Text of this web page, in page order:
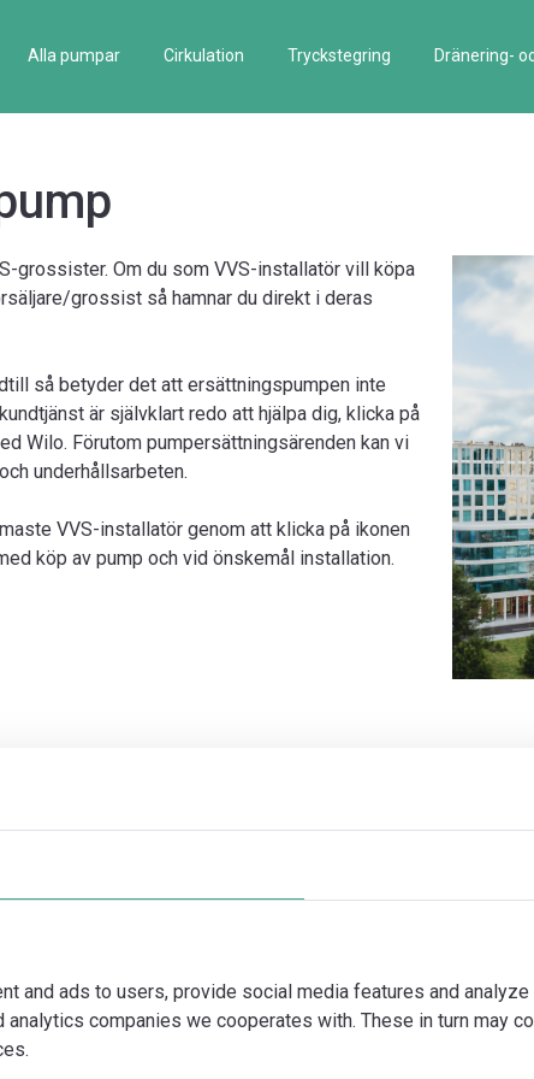
and ads to users, provide social media features and
companies we cooperates with. These in turn may
Alla pumpar Cirkulation Tryckstegring Dränering-
grossister. Om du som VVS-installatör vill köpa
grossist så hamnar du direkt i deras
så betyder det att ersättningspumpen inte
är självklart redo att hjälpa dig, klicka på
Wilo. Förutom pumpersättningsärenden kan vi
underhållsarbeten.
VVS-installatör genom att klicka på ikonen
köp av pump och vid önskemål installation.